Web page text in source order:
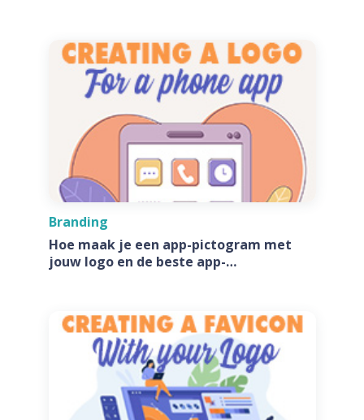
Branding
Hoe maak je een app-pictogram met
jouw logo en de beste app-